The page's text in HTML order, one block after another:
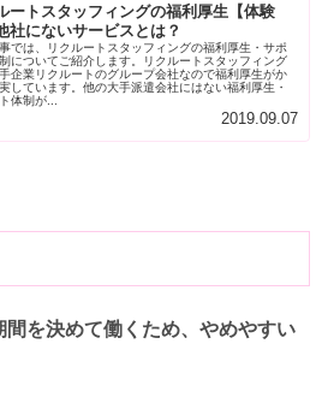
ートスタッフィングの福利厚生【体験
社にないサービスとは？
では、リクルートスタッフィングの福利厚生・サポ
についてご紹介します。リクルートスタッフィング
企業リクルートのグループ会社なので福利厚生がか
しています。他の大手派遣会社にはない福利厚生・
体制が...
2019.09.07
間を決めて働くため、やめやすい